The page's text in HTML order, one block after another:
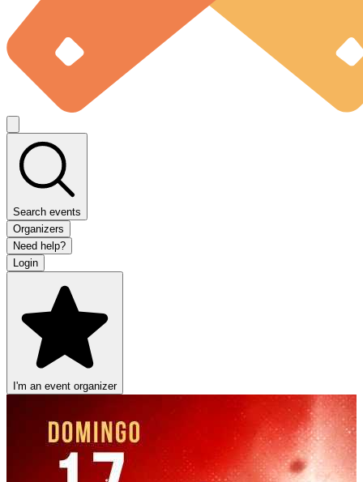
Search events
Organizers
Need help?
Login
I'm an event organizer